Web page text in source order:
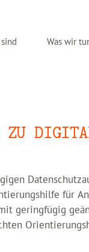
Was wir
ZU
für
geringfügig